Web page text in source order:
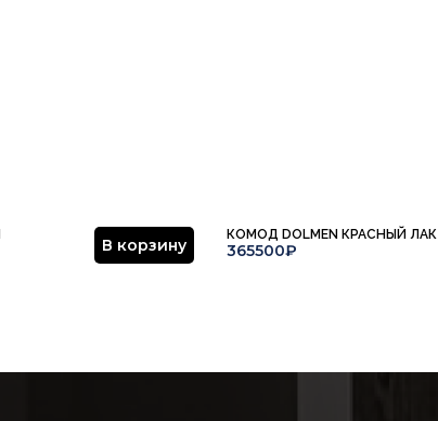
В корзину
КОМОД DOLMEN КРАСНЫЙ ЛАК
365500₽